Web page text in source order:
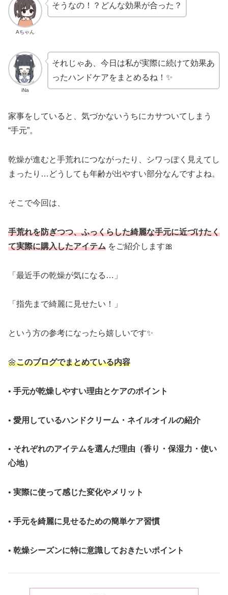
Aちゃん
そうなの！？どんな効果が合った？
iNa
それじゃあ、今日は私が実際に続けて効果あ
ったハンドケアをまとめるね！✨
家事をしていると、気づかないうちにカサついてしまう
“手元”。
乾燥が進むと手荒れにつながったり、シワっぽく見えてし
まったり…どうしても年齢が出やすい部分なんですよね。
そこで今回は、
手荒れを防ぎつつ、ふっくらした綺麗な手元に近づけたく
て実際に購入したアイテム をご紹介します🎀
「最近手の乾燥が気になる…」
「指先まで綺麗に見せたい！」
という方の参考になったら嬉しいです✨
🌼このブログでまとめている内容
• 手元が乾燥しやすい理由とケアのポイント
• 愛用しているハンドクリーム・ネイルオイルの紹介
• それぞれのアイテムを選んだ理由（香り・保湿力・使い
心地）
• 実際に使って感じた変化やメリット
• 手元を綺麗に見せるための簡単ケア習慣
• 乾燥シーズンに特に意識しておきたいポイント